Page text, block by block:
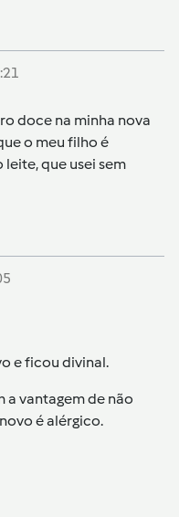
doce na minha nova
o meu filho é
que usei sem
e ficou divinal.
a vantagem de não
é alérgico.